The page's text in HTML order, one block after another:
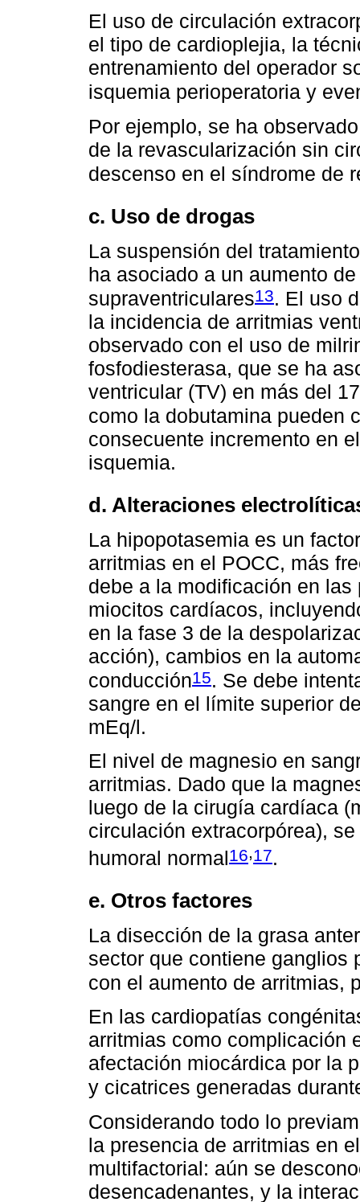
El uso de circulación
el tipo de cardioplejia, la
entrenamiento del operador
isquemia perioperatoria y
Por ejemplo, se ha
de la revascularización sin
descenso en el síndrome de
c. Uso de drogas
La suspensión del
ha asociado a un aumento
supraventriculares13. El uso
la incidencia de arritmias
observado con el uso de
fosfodiesterasa, que se ha
ventricular (TV) en más del
como la dobutamina pueden
consecuente incremento en
isquemia.
d. Alteraciones
La hipopotasemia es un
arritmias en el POCC, más
debe a la modificación en
miocitos cardíacos,
en la fase 3 de la
acción), cambios en la
conducción15. Se debe
sangre en el límite superior
mEq/l.
El nivel de magnesio en
arritmias. Dado que la
luego de la cirugía cardíaca
circulación extracorpórea),
humoral normal16,17.
e. Otros factores
La disección de la grasa
sector que contiene ganglios
con el aumento de arritmias,
En las cardiopatías
arritmias como complicación
afectación miocárdica por la
y cicatrices generadas
Considerando todo lo
la presencia de arritmias en
multifactorial: aún se
desencadenantes, y la